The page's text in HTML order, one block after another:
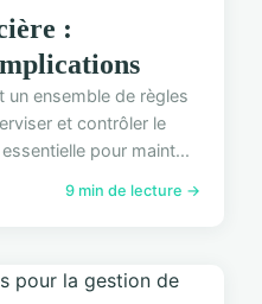
:
un ensemble de règles
et contrôler le
pour maint...
9 min de lecture →